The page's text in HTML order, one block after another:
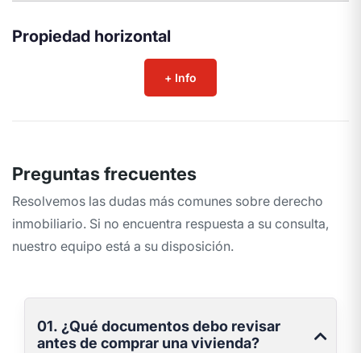
Propiedad horizontal
+ Info
Preguntas frecuentes
Resolvemos las dudas más comunes sobre derecho
inmobiliario. Si no encuentra respuesta a su consulta,
nuestro equipo está a su disposición.
01. ¿Qué documentos debo revisar
antes de comprar una vivienda?